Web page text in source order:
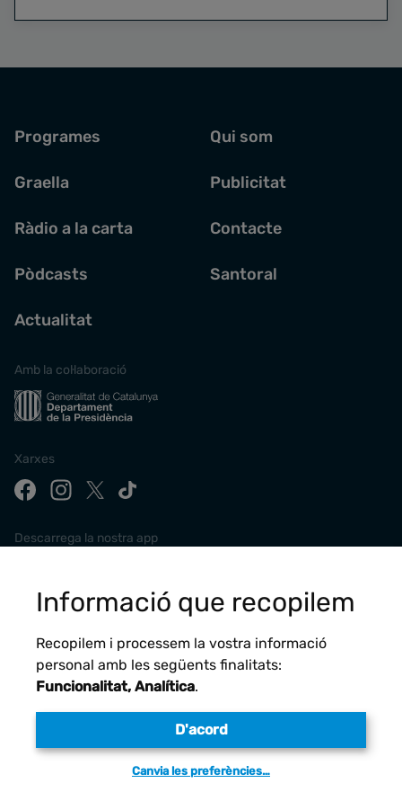
Programes
Graella
Ràdio a la carta
Pòdcasts
Actualitat
Qui som
Publicitat
Contacte
Santoral
Amb la col·laboració
Xarxes
Descarrega la nostra app
Avís legal
Informació que recopilem
Recopilem i processem la vostra informació
personal amb les següents finalitats:
Funcionalitat, Analítica.
D'acord
Canvia les preferències…